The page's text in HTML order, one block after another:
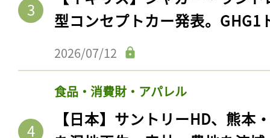
型コンセプトカー発表。GHG1
2026/07/12
食品・消費財・アパレル
【日本】サントリーHD、熊本